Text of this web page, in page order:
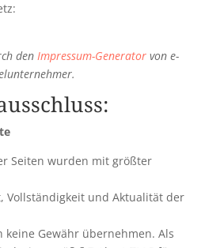
den Impressum-Generatorvon e-
Seiten wurden mit größter
Vollständigkeit und Aktualität der
keine Gewähr übernehmen. Als